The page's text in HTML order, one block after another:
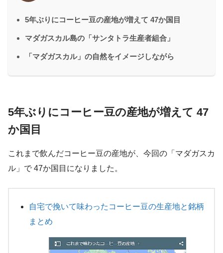
5年ぶりにコーヒー豆の産地が増えて 47か国目
マダガスカル島の「サンタトラ生産者組合」
「マダガスカル」の自然をイメージしながら
5年ぶりにコーヒー豆の産地が増えて 47
か国目
これまで飲んだコーヒー豆の産地が、今回の「マダガスカ
ル」で 47か国目になりました。
自宅で挽いて味わったコーヒー豆の生産地と銘柄
まとめ